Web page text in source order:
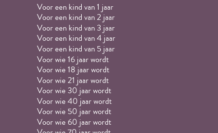
Voor een kind van 1 jaar
Voor een kind van 2 jaar
Voor een kind van 3 jaar
Voor een kind van 4 jaar
Voor een kind van 5 jaar
Voor wie 16 jaar wordt
Voor wie 18 jaar wordt
Voor wie 21 jaar wordt
Voor wie 30 jaar wordt
Voor wie 40 jaar wordt
Voor wie 50 jaar wordt
Voor wie 60 jaar wordt